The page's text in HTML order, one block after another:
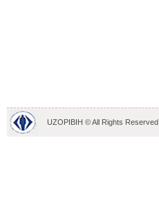
UZOPIBIH © All Rights Reserved